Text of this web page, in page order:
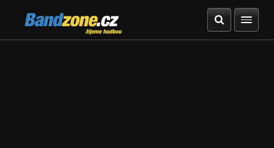
Bandzone.cz
žijeme hudbou